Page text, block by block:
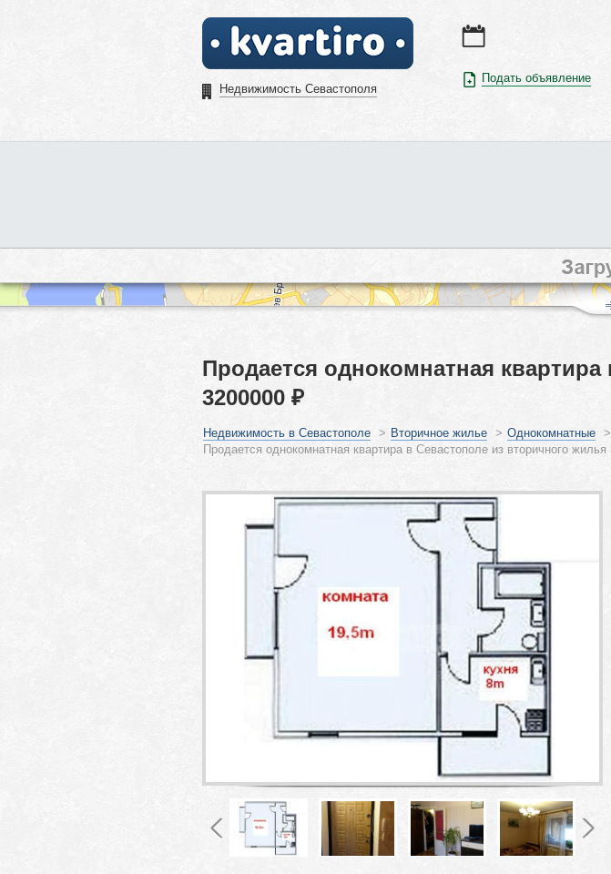
Недвижимость Севастополя
Подать объявление
Продается однокомнатная
3200000 ₽
Недвижимость в Севастополе > Вторичное жилье > Однокомнатные >
Продается однокомнатная квартира в Севастополе из вторичного жилья